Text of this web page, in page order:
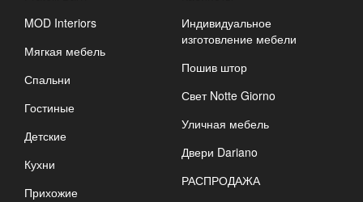
MOD Interiors
Мягкая мебель
Спальни
Гостиные
Детские
Кухни
Прихожие
Индивидуальное
изготовление мебели
Пошив штор
Свет Notte Giorno
Уличная мебель
Двери Dariano
РАСПРОДАЖА